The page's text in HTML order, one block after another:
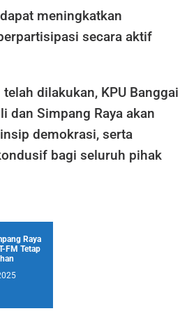
meningkatkan
secara aktif
dilakukan, KPU Banggai
dan Simpang Raya akan
demokrasi, serta
bagi seluruh pihak
Raya
FM Tetap